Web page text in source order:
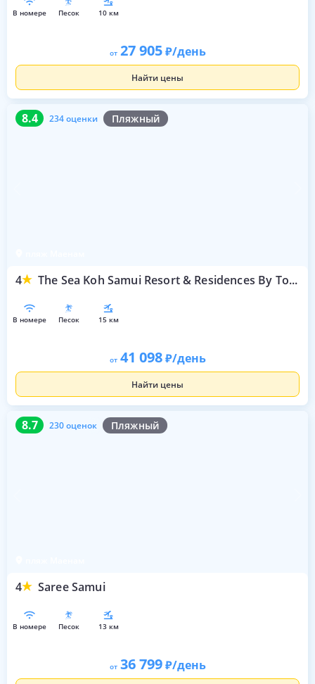
в номере песок 10 км
от 27 905 /день
Найти цены
8.4 234 оценки Пляжный
4 The Sea Koh Samui Resort & Residences By Tolani
8.4 234 оценки
в номере песок 15 км
от 41 098 /день
Найти цены
8.7 230 оценок Пляжный
4 Saree Samui
8.7 230 оценок
в номере песок 13 км
от 36 799 /день